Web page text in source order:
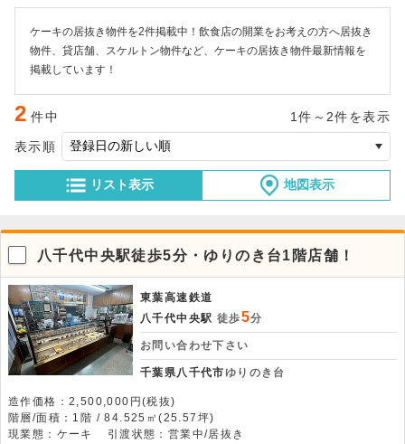
ケーキの居抜き物件を2件掲載中！飲食店の開業をお考えの方へ居抜き
物件、貸店舗、スケルトン物件など、ケーキの居抜き物件最新情報を
掲載しています！
2 件中 1件～2件を表示
リスト表示 地図表示
表示順
八千代中央駅徒歩5分・ゆりのき台1階店舗！
東葉高速鉄道
八千代中央駅 徒歩5分
お問い合わせ下さい
千葉県八千代市ゆりのき台
造作価格：2,500,000円(税抜)
階層/面積：1階 / 84.525㎡(25.57坪)
現業態：ケーキ
引渡状態：営業中/居抜き